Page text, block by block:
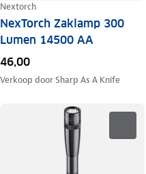
Nextorch
NexTorch Zaklamp 300
Lumen 14500 AA
46,00
Verkoop doorSharp As A Knife